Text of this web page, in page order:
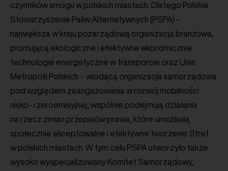
czynników smogu w polskich miastach. Dlatego Polskie
Stowarzyszenie Paliw Alternatywnych (PSPA) –
największa w kraju pozarządową organizacja branżowa,
promującą ekologiczne i efektywne ekonomicznie
technologie energetyczne w transporcie oraz Unia
Metropolii Polskich – wiodącą organizacja samorządowa
pod względem zaangażowania w rozwój mobilności
nisko- i zeroemisyjnej, wspólnie podejmują działania
na rzecz zmian przepisów prawa, które umożliwią
społecznie akceptowalne i efektywne tworzenie Stref
w polskich miastach. W tym celu PSPA utworzyło także
wysoko wyspecjalizowany Komitet Samorządowy,